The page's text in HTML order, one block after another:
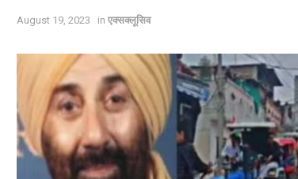
August 19, 2023 in एक्सक्लूसिव